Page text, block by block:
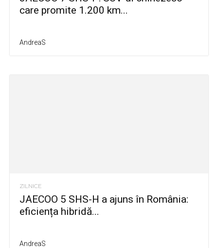
care promite 1.200 km...
AndreaS
ZILNICE
JAECOO 5 SHS-H a ajuns în România:
eficiența hibridă...
AndreaS